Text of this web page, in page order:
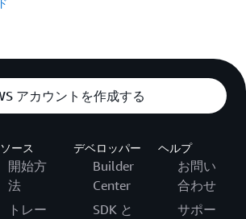
アカウントを作成する
ース
開始方
法
トレー
デベロッパー
Builder
Center
SDK と
ヘルプ
お問い
合わせ
サポー